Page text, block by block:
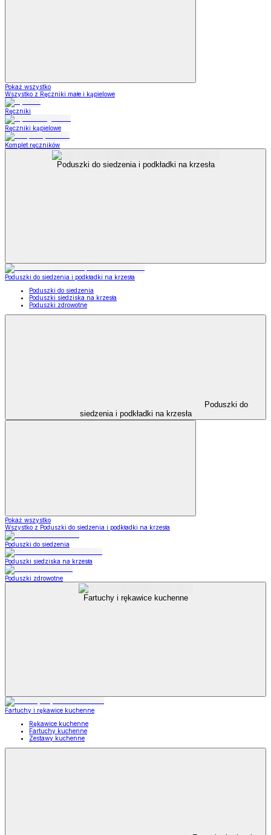
Pokaż wszystko
Wszystko z Ręczniki małe i kąpielowe
Ręczniki
Ręczniki kąpielowe
Komplet ręczników
Poduszki do siedzenia i podkładki na krzesła
Poduszki do siedzenia i podkładki na krzesła
Poduszki do siedzenia
Poduszki siedziska na krzesła
Poduszki zdrowotne
Poduszki do
siedzenia i podkładki na krzesła
Pokaż wszystko
Wszystko z Poduszki do siedzenia i podkładki na krzesła
Poduszki do siedzenia
Poduszki siedziska na krzesła
Poduszki zdrowotne
Fartuchy i rękawice kuchenne
Fartuchy i rękawice kuchenne
Rękawice kuchenne
Fartuchy kuchenne
Zestawy kuchenne